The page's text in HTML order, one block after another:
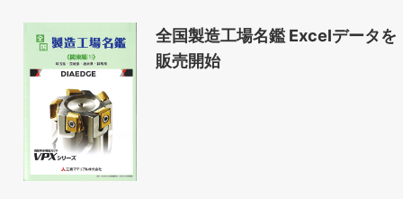
全国製造工場名鑑 Excelデータを
販売開始